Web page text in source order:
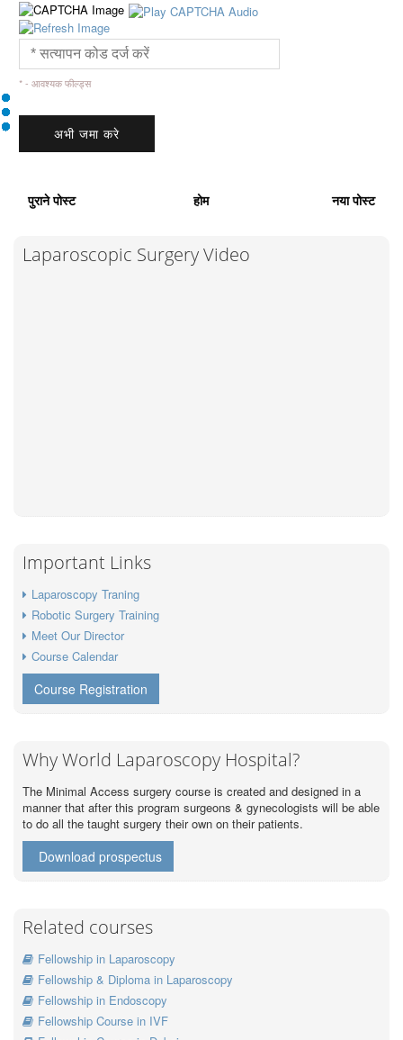
* - आवश्यक फील्ड्स
पुराने पोस्ट होम नया पोस्ट
Laparoscopic Surgery Video
Important Links
Laparoscopy Traning
Robotic Surgery Training
Meet Our Director
Course Calendar
Course Registration
Why World Laparoscopy Hospital?
The Minimal Access surgery course is created and designed in a
manner that after this program surgeons & gynecologists will be able
to do all the taught surgery their own on their patients.
Download prospectus
Related courses
Fellowship in Laparoscopy
Fellowship & Diploma in Laparoscopy
Fellowship in Endoscopy
Fellowship Course in IVF